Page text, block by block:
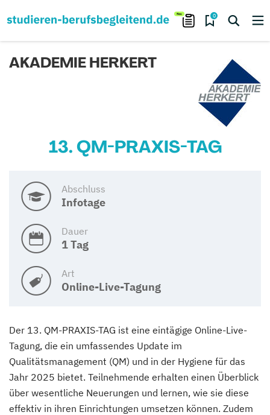
0
AKADEMIE HERKERT
13. QM-PRAXIS-TAG
Abschluss
Infotage
Dauer
1 Tag
Art
Online-Live-Tagung
​Der 13. QM-PRAXIS-TAG ist eine eintägige Online-Live-
Tagung, die ein umfassendes Update im
Qualitätsmanagement (QM) und in der Hygiene für das
Jahr 2025 bietet. Teilnehmende erhalten einen Überblick
über wesentliche Neuerungen und lernen, wie sie diese
effektiv in ihren Einrichtungen umsetzen können. Zudem